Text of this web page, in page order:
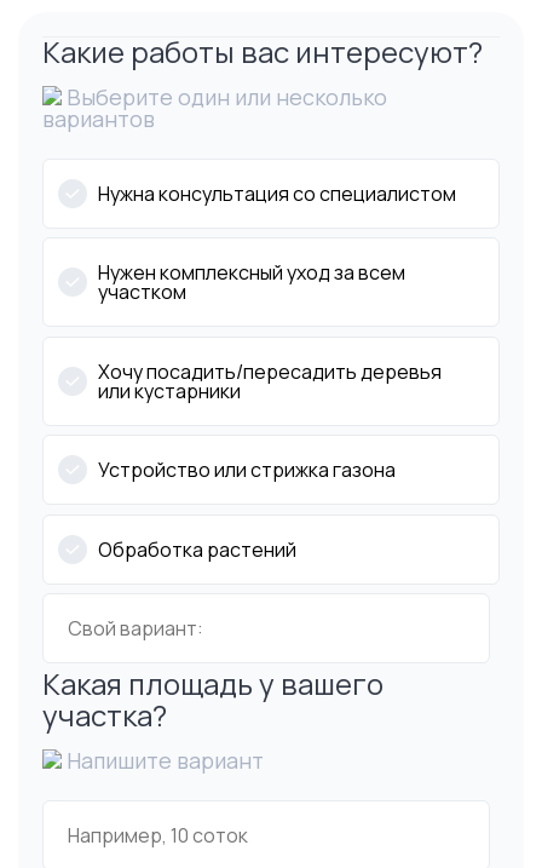
Какие работы вас интересуют?
Выберите один или несколько
вариантов
Нужна консультация со специалистом
Нужен комплексный уход за всем
участком
Хочу посадить/пересадить деревья
или кустарники
Устройство или стрижка газона
Обработка растений
Какая площадь у вашего
участка?
Напишите вариант